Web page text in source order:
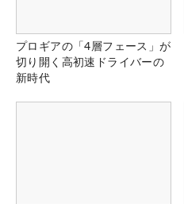
プロギアの「4層フェース」が
切り開く高初速ドライバーの
新時代